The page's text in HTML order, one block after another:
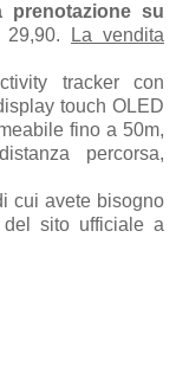
su
La vendita
tracker con
touch OLED
fino a 50m,
percorsa,
cui avete bisogno
sito ufficiale a